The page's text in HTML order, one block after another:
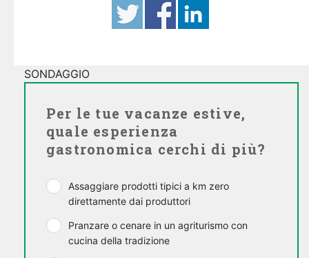
SONDAGGIO
Per le tue vacanze estive,
quale esperienza
gastronomica cerchi di più?
Assaggiare prodotti tipici a km zero
direttamente dai produttori
Pranzare o cenare in un agriturismo con
cucina della tradizione